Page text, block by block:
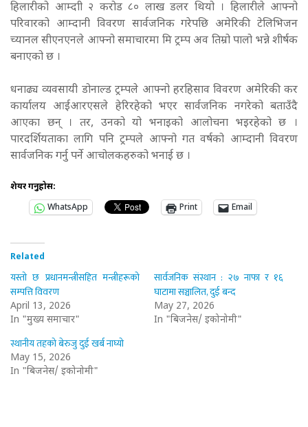
हिलारीको आम्दाी २ करोड ८० लाख डलर थियो । हिलारीले आफ्नो
परिवारको आम्दानी विवरण सार्वजनिक गरेपछि अमेरिकी टेलिभिजन
च्यानल सीएनएनले आफ्नो समाचारमा मि ट्रम्प अव तिम्रो पालो भन्ने शीर्षक
बनाएको छ ।
धनाढ्य व्यवसायी डोनाल्ड ट्रम्पले आफ्नो हरहिसाव विवरण अमेरिकी कर
कार्यालय आईआरएसले हेरिरहेको भएर सार्वजनिक नगरेको बताउँदै
आएका छन् । तर, उनको यो भनाइको आलोचना भइरहेको छ ।
पारदर्शियताका लागि पनि ट्रम्पले आफ्नो गत वर्षको आम्दानी विवरण
सार्वजनिक गर्नु पर्ने आचोलकहरुको भनाई छ ।
शेयर गर्नुहोस:
WhatsApp
Print Email
Related
यस्तो छ प्रधानमन्त्रीसहित मन्त्रीहरूको
सम्पत्ति विवरण
April 13, 2026
In "मुख्य समाचार"
सार्वजनिक संस्थान : २७ नाफा र १६
घाटामा सञ्चालित, दुई बन्द
May 27, 2026
In "बिजनेस/ इकोनोमी"
स्थानीय तहको बेरुजु दुई खर्ब नाघ्यो
May 15, 2026
In "बिजनेस/ इकोनोमी"